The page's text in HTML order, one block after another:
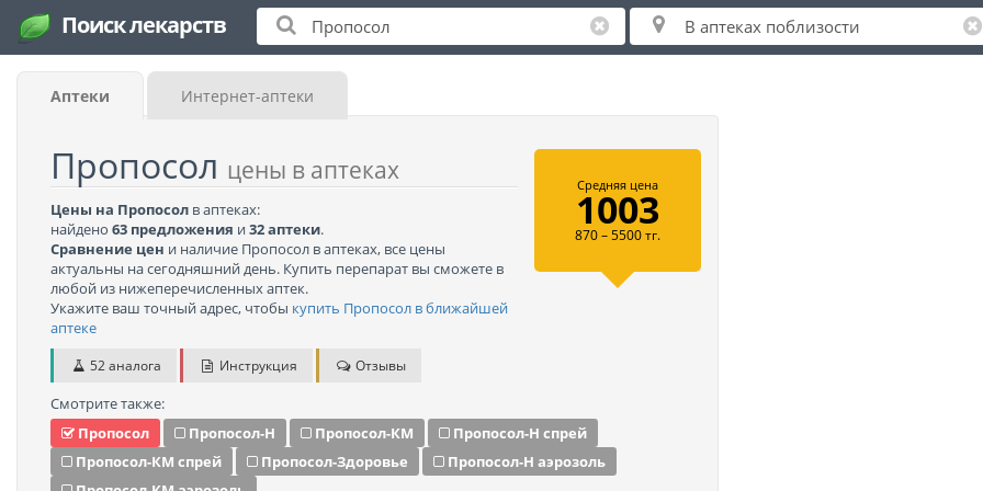
Поиск лекарств
Аптеки Интернет-аптеки
Пропосол цены в аптеках
Цены на Пропосол в аптеках:
найдено 63 предложения и32 аптеки.
Сравнение цен и наличие Пропосол в аптеках, все цены
актуальны на сегодняшний день. Купить перепарат вы сможете в
любой из нижеперечисленных аптек.
Укажите ваш точный адрес, чтобы купить Пропосол в ближайшей
аптеке
52 аналога Инструкция Отзывы
Средняя цена
1003
870 – 5500 тг.
Смотрите также:
Пропосол
Пропосол-Н Пропосол-КМ
Пропосол-Н спрей
Пропосол-КМ спрей
Пропосол-Здоровье
Пропосол-Н аэрозоль